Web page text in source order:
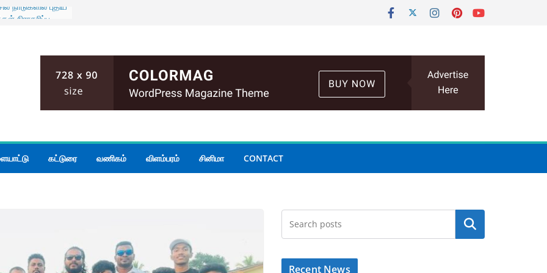
நாடுகளில் புதிய
டெங்கு
இடம்பெற்ற
அனைவருக்கும்
16 வீடுகள்
அன்சாரி
கட்டுரை வணிகம் விளம்பரம் சினிமா CONTACT
Search
Recent News